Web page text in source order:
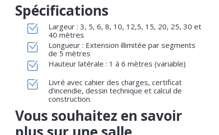
Spécifications
Largeur : 3, 5, 6, 8, 10, 12,5, 15, 20, 25, 30 et
40 mètres
Longueur : Extension illimitée par segments
de 5 mètres
Hauteur latérale : 1 à 6 mètres (variable)
Livré avec cahier des charges, certificat
d’incendie, dessin technique et calcul de
construction.
Vous souhaitez en savoir